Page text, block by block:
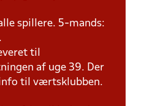
spillere. 5-mands:
til
af uge 39. Der
til værtsklubben.